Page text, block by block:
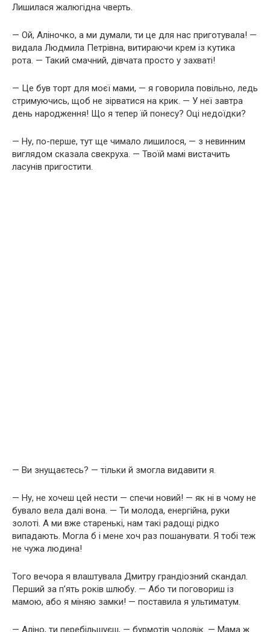
Лишилася жалюгідна чверть.
— Ой, Аліночко, а ми думали, ти це для нас приготувала! —
видала Людмила Петрівна, витираючи крем із кутика
рота. — Такий смачний, дівчата просто у захваті!
— Це був торт для моєї мами, — я говорила повільно, ледь
стримуючись, щоб не зірватися на крик. — У неї завтра
день народження! Що я тепер їй понесу? Оці недоїдки?
— Ну, по-перше, тут ще чимало лишилося, — з невинним
виглядом сказала свекруха. — Твоїй мамі вистачить
ласунів пригостити.
— Ви знущаєтесь? — тільки й змогла видавити я.
— Ну, не хочеш цей нести — спечи новий! — як ні в чому не
бувало вела далі вона. — Ти молода, енергійна, руки
золоті. А ми вже старенькі, нам такі радощі рідко
випадають. Могла б і мене хоч раз пошанувати. Я тобі теж
не чужа людина!
Того вечора я влаштувала Дмитру грандіозний скандал.
Перший за п’ять років шлюбу. — Або ти поговориш із
мамою, або я міняю замки! — поставила я ультиматум.
— Аліно, ти перебільшуєш, — бурмотів чоловік. — Мама ж